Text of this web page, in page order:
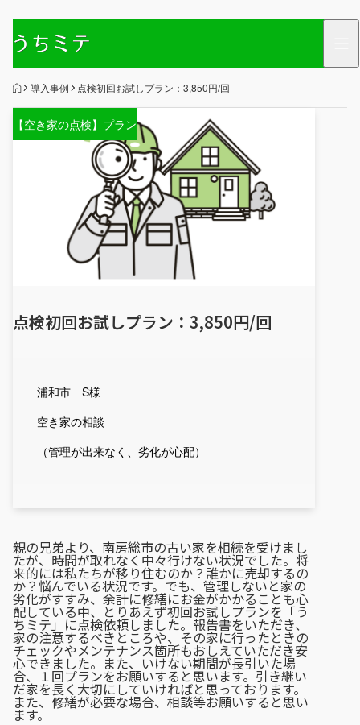
HOME
導入事例 点検初回お試しプラン：3,850円/回
【空き家の点検】プラン
点検初回お試しプラン：3,850円/回
浦和市 S様
空き家の相談
（管理が出来なく、劣化が心配）
親の兄弟より、南房総市の古い家を相続を受けまし
たが、時間が取れなく中々行けない状況でした。将
来的には私たちが移り住むのか？誰かに売却するの
か？悩んでいる状況です。でも、管理しないと家の
劣化がすすみ、余計に修繕にお金がかかることも心
配している中、とりあえず初回お試しプランを「う
ちミテ」に点検依頼しました。報告書をいただき、
家の注意するべきところや、その家に行ったときの
チェックやメンテナンス箇所もおしえていただき安
心できました。また、いけない期間が長引いた場
合、１回プランをお願いすると思います。引き継い
だ家を長く大切にしていければと思っております。
また、修繕が必要な場合、相談等お願いすると思い
ます。